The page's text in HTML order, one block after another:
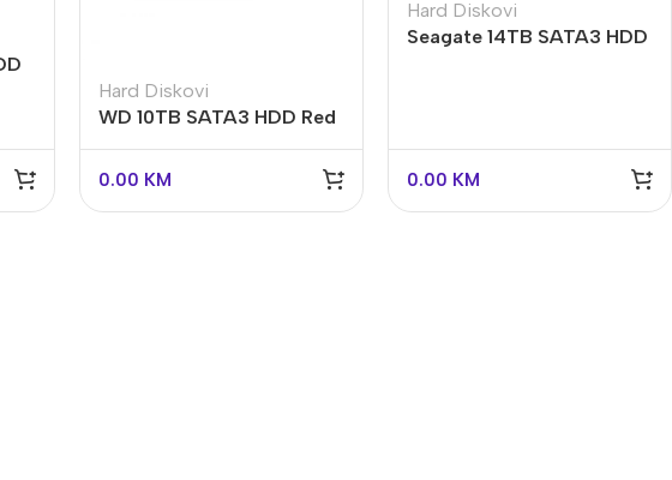
Hard Diskovi
WD 10TB SATA3 HDD Red
Plus NAS
0.00 KM
Hard Diskovi
Seagate 14TB SATA3 HDD
0.00 KM